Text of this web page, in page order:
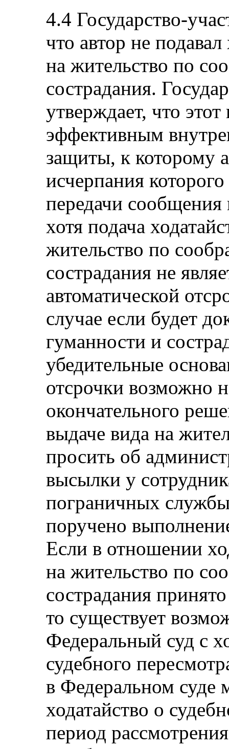
4.4 Государство-
что автор не
на жительство по
сострадания.
утверждает, что этот
эффективным
защиты, к которому
исчерпания
передачи
хотя подача
жительство по
сострадания не
автоматической
случае если будет
гуманности и
убедительные
отсрочки возможно
окончательного
выдаче вида на
просить об
высылки у
пограничных
поручено
Если в отношении
на жительство по
сострадания
то существует
Федеральный суд с
судебного
в Федеральном суде
ходатайство о
период